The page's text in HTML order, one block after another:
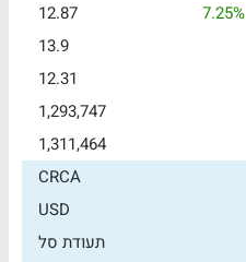
7.25%
12.87
13.9
12.31
1,293,747
1,311,464
CRCA
USD
תעודת סל